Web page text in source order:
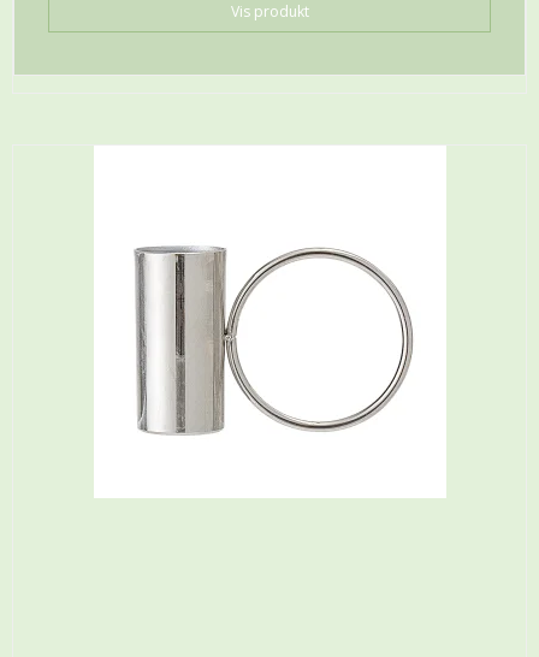
Vis produkt